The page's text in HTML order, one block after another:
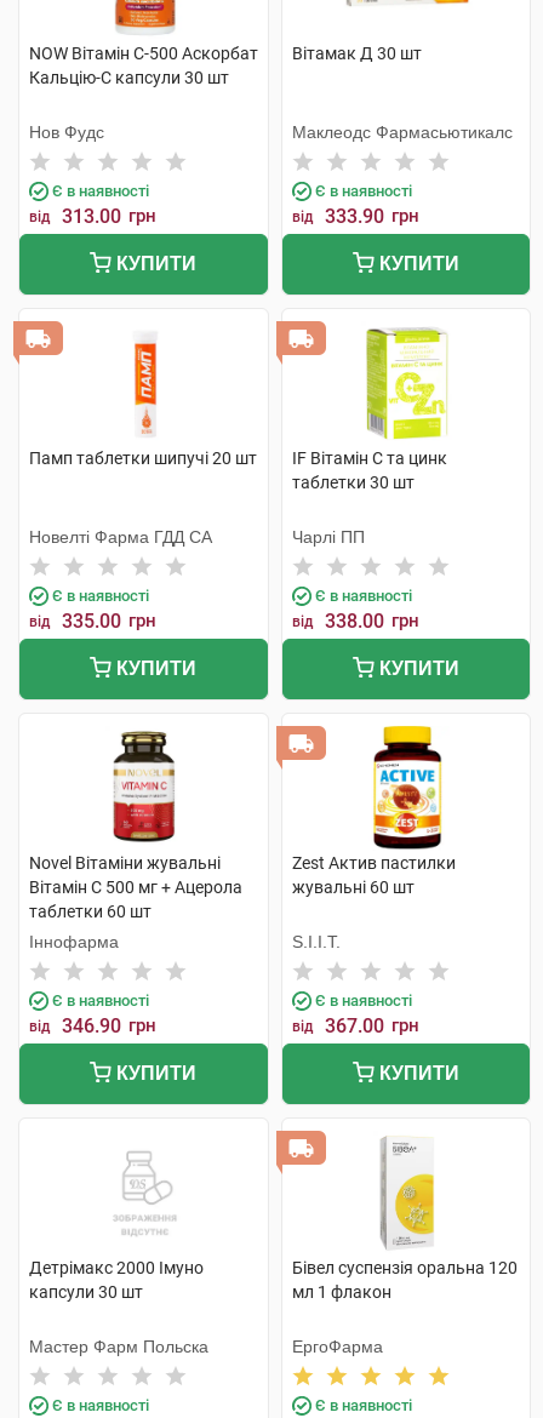
NOW Вітамін С-500 Аскорбат
Кальцію-С капсули 30 шт
Нов Фудс
Є в наявності
від 313.00 грн
КУПИТИ
Вітамак Д 30 шт
Маклеодс Фармасьютикалс
Є в наявності
від 333.90 грн
КУПИТИ
Памп таблетки шипучі 20 шт
Новелті Фарма ГДД СА
Є в наявності
від 335.00 грн
КУПИТИ
IF Вітамін С та цинк
таблетки 30 шт
Чарлі ПП
Є в наявності
від 338.00 грн
КУПИТИ
Novel Вітаміни жувальні
Вітамін C 500 мг + Ацерола
таблетки 60 шт
Іннофарма
Є в наявності
від 346.90 грн
КУПИТИ
Zest Актив пастилки
жувальні 60 шт
S.I.I.T.
Є в наявності
від 367.00 грн
КУПИТИ
Детрімакс 2000 Імуно
капсули 30 шт
Мастер Фарм Польска
Є в наявності
Бівел суспензія оральна 120
мл 1 флакон
ЕргоФарма
Є в наявності